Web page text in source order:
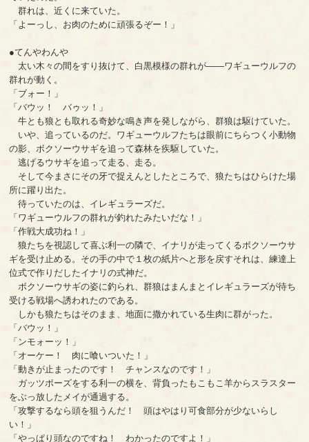
群れは、近くに来ていた。
「よーっし、お肉のために頑張るぞー！」
●てんやわんや
太い木々の間をすり抜けて、白黒模様の群れが――ワギューウルフの
群れが動く。
「ブォー！」
「バウッ！ バゥッ！」
牛とも狼とも取れる奇妙な鳴き声を発しながら、群狼は駆けていた。
いや、追っているのだ。ワギューウルフたちは眼前にちらつく小動物
の影、ボクソーウサギを追って森林を疾駆していた。
逃げるウサギを追って走る、走る。
そして今まさにその牙で捉えんとしたところで、狼たちはひらけた場
所に躍り出た。
待っていたのは、イレギュラーズだ。
「ワギューウルフの群れが釣れたみたいだな！」
「作戦大成功ね！」
狼たちを視認して喜ぶ利一の隣で、イナリが走ってくるボクソーウサ
ギを受け止める。その手の中で１枚の紙片へと形を戻すそれは、練達上
位式で作りだしたイナリの式神だ。
ボクソーウサギの姿に釣られ、群狼はまんまとイレギュラーズが待ち
受ける戦場へ誘われたのである。
しかも狼たちはそのまま、地面に撒かれている生肉に群がった。
「バウッ！」
「ンモォーッ！」
「オーケー！ 肉に喰いついた！」
「動きが止まったのです！ チャンスなのです！」
ガッツポーズをする利一の横を、背負ったもこもこ羊からスラスター
をぶっ放したメイが通過する。
「攻撃するなら頭を狙うんだ！ 頭はやはり可食部分が少ないらし
い！」
「やっぱり頭なのですね！ わかったのですよ！」